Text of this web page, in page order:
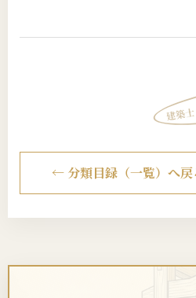
建築
← 分類目録（一覧）へ戻